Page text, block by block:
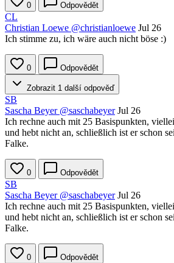
0 Odpovědět
CL
Christian Loewe @christianloewe Jul 26
Ich stimme zu, ich wäre auch nicht böse :)
0 Odpovědět
Zobrazit 1 další odpověď
SB
Sascha Beyer @saschabeyer Jul 26
Ich rechne auch mit 25 Basispunkten,
und hebt nicht an, schließlich ist er schon
Falke.
0 Odpovědět
SB
Sascha Beyer @saschabeyer Jul 26
Ich rechne auch mit 25 Basispunkten,
und hebt nicht an, schließlich ist er schon
Falke.
0 Odpovědět